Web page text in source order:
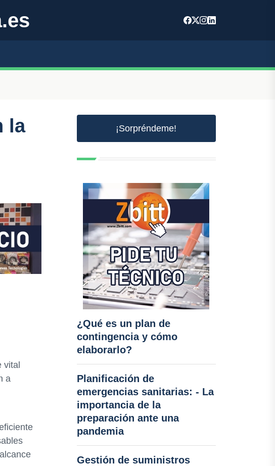
la
vital
a
¡Sorpréndeme!
¿Qué es un plan de
contingencia y cómo
elaborarlo?
Planificación de
emergencias sanitarias: - La
importancia de la
preparación ante una
pandemia
Gestión de suministros